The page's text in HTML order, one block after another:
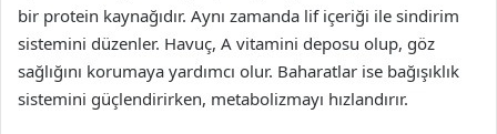
bir protein kaynağıdır. Aynı zamanda lif içeriği ile sindirim
sistemini düzenler. Havuç, A vitamini deposu olup, göz
sağlığını korumaya yardımcı olur. Baharatlar ise bağışıklık
sistemini güçlendirirken, metabolizmayı hızlandırır.